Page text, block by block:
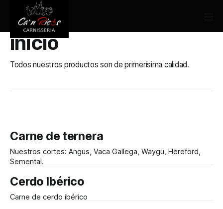
inicio
Todos nuestros productos son de primerísima calidad.
Carne de ternera
Nuestros cortes: Angus, Vaca Gallega, Waygu, Hereford,
Semental.
Cerdo Ibérico
Carne de cerdo ibérico